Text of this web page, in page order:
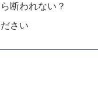
断われない？
さい